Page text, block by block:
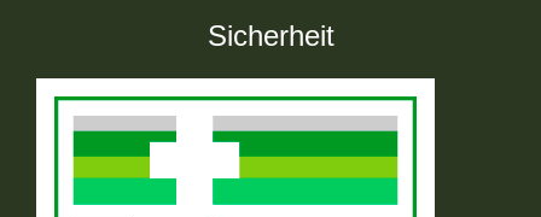
Sicherheit